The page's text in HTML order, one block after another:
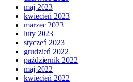
maj 2023
kwiecień 2023
marzec 2023
luty 2023
styczeń 2023
grudzień 2022
październik 2022
maj 2022
kwiecień 2022